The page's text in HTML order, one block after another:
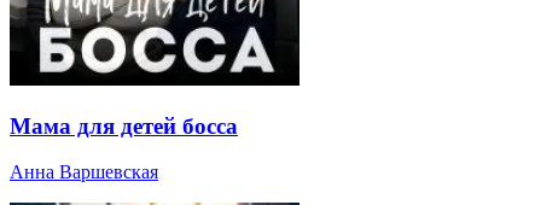
Мама для детей босса
Анна Варшевская